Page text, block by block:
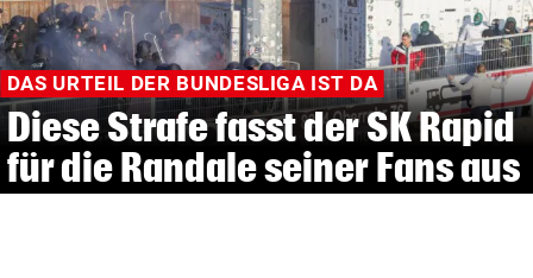
DAS URTEIL DER BUNDESLIGA IST DA
Diese Strafe fasst der SK Rapid
für die Randale seiner Fans aus